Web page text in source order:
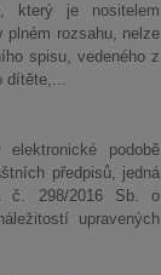
který je nositelem
plném rozsahu, nelze
spisu, vedeného z
dítěte,...
podobě
předpisů, jedná
č. 298/2016 Sb. o
upravených